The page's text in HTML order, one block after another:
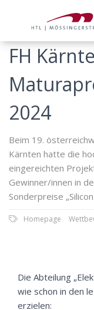
FH
2024
Beim 19.
Kärnten hatte die
eingereichten
Gewinner/innen in
Sonderpreise
Homepage
Die Abteilung
wie schon in den
erzielen: